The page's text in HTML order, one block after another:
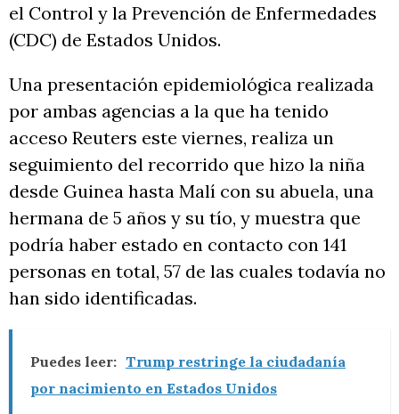
el Control y la Prevención de Enfermedades
(CDC) de Estados Unidos.
Una presentación epidemiológica realizada
por ambas agencias a la que ha tenido
acceso Reuters este viernes, realiza un
seguimiento del recorrido que hizo la niña
desde Guinea hasta Malí con su abuela, una
hermana de 5 años y su tío, y muestra que
podría haber estado en contacto con 141
personas en total, 57 de las cuales todavía no
han sido identificadas.
Puedes leer: Trump restringe la ciudadanía
por nacimiento en Estados Unidos